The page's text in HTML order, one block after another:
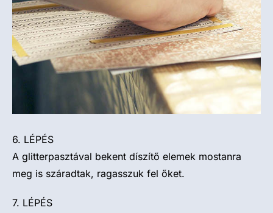
6. LÉPÉS
A glitterpasztával bekent díszítő elemek mostanra
meg is száradtak, ragasszuk fel őket.
7. LÉPÉS